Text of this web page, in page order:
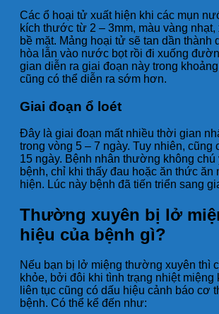
Các ổ hoại tử xuất hiện khi các mụn
kích thước từ 2 – 3mm, màu vàng nhạt,
bề mặt. Mảng hoại tử sẽ tan dần thành
hòa lẫn vào nước bọt rồi đi xuống
gian diễn ra giai đoạn này trong
cũng có thể diễn ra sớm hơn.
Giai đoạn ổ loét
Đây là giai đoạn mất nhiều thời gian
trong vòng 5 – 7 ngày. Tuy nhiên, cũng
15 ngày. Bệnh nhân thường không chú
bệnh, chỉ khi thấy đau hoặc ăn thức ăn
hiện. Lúc này bệnh đã tiến triển sang
Thường xuyên bị lở
hiệu của bệnh gì?
Nếu bạn bị lở miệng thường xuyên thì
khỏe, bởi đôi khi tình trạng nhiệt miệng
liên tục cũng có dấu hiệu cảnh báo cơ
bệnh. Có thể kể đến như: